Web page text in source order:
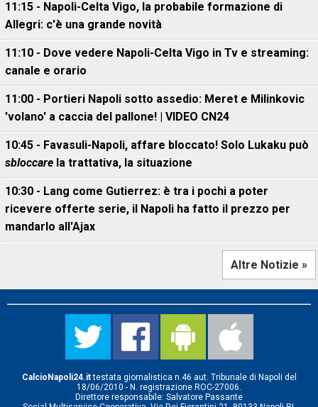
11:15 - Napoli-Celta Vigo, la probabile formazione di
Allegri: c'è una grande novità
11:10 - Dove vedere Napoli-Celta Vigo in Tv e streaming:
canale e orario
11:00 - Portieri Napoli sotto assedio: Meret e Milinkovic
'volano' a caccia del pallone! | VIDEO CN24
10:45 - Favasuli-Napoli, affare bloccato! Solo Lukaku può
sbloccare la trattativa, la situazione
10:30 - Lang come Gutierrez: è tra i pochi a poter
ricevere offerte serie, il Napoli ha fatto il prezzo per
mandarlo all'Ajax
Altre Notizie »
CalcioNapoli24.ittestata giornalistica n.46 aut. Tribunale di Napoli del
18/06/2010 - N. registrazione ROC-27006.
Direttore responsabile: Salvatore Passante